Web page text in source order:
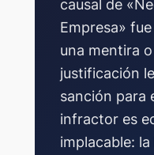
causal de
Empresa»
una mentira
justificación
sanción para
infractor es
implacable: